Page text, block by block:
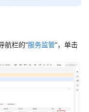
航栏的“服务监管”，单击